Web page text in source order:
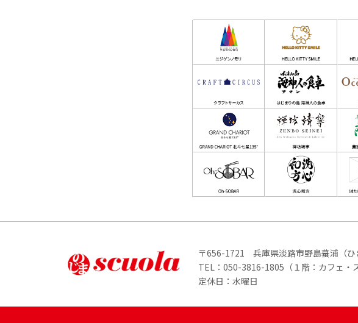
〒656-1721 兵庫県淡路市野島蟇浦（ひ
TEL： 050-3816-1805（１階：カフェ・
定休日：水曜日